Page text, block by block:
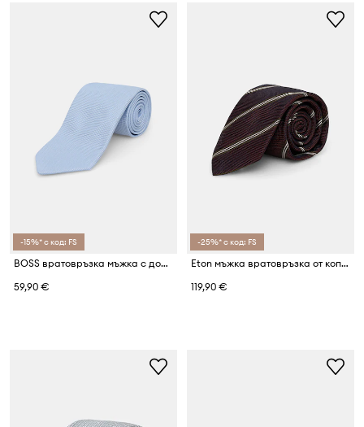
-15%* с код: FS
BOSS вратовръзка мъжка с добавена коприна H-TIE
59,90 €
-25%* с код: FS
Eton мъжка вратовръзка от коприна
119,90 €